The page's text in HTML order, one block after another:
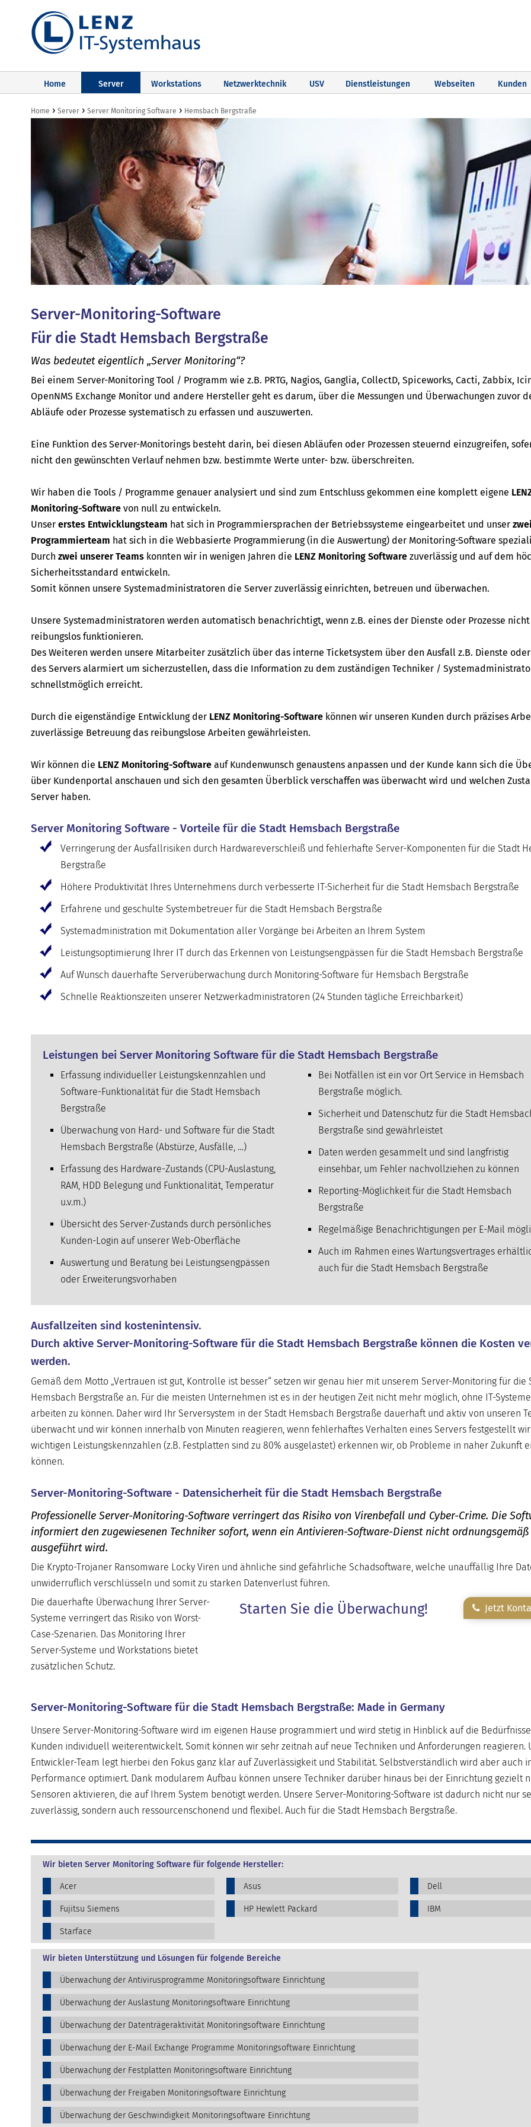
Home Server Workstations Netzwerktechnik USV Dienstleistungen Webseiten Kunden
Home › Server › Server Monitoring Software › Hemsbach Bergstraße
Server-Monitoring-Software
Für die Stadt Hemsbach Bergstraße
Was bedeutet eigentlich „Server Monitoring“?
Bei einem Server-Monitoring Tool / Programm wie z.B. PRTG, Nagios, Ganglia, CollectD, Spiceworks, Cacti, Zabbix,
OpenNMS Exchange Monitor und andere Hersteller geht es darum, über die Messungen und Überwachungen zuvor
Abläufe oder Prozesse systematisch zu erfassen und auszuwerten.
Eine Funktion des Server-Monitorings besteht darin, bei diesen Abläufen oder Prozessen steuernd einzugreifen,
nicht den gewünschten Verlauf nehmen bzw. bestimmte Werte unter- bzw. überschreiten.
Wir haben die Tools / Programme genauer analysiert und sind zum Entschluss gekommen eine komplett eigene
Monitoring-Software von null zu entwickeln.
Unser erstes Entwicklungsteam hat sich in Programmiersprachen der Betriebssysteme eingearbeitet und unser
Programmierteam hat sich in die Webbasierte Programmierung (in die Auswertung) der Monitoring-Software
Durch zwei unserer Teams konnten wir in wenigen Jahren die LENZ Monitoring Software zuverlässig und auf dem
Sicherheitsstandard entwickeln.
Somit können unsere Systemadministratoren die Server zuverlässig einrichten, betreuen und überwachen.
Unsere Systemadministratoren werden automatisch benachrichtigt, wenn z.B. eines der Dienste oder Prozesse
reibungslos funktionieren.
Des Weiteren werden unsere Mitarbeiter zusätzlich über das interne Ticketsystem über den Ausfall z.B. Dienste oder
des Servers alarmiert um sicherzustellen, dass die Information zu dem zuständigen Techniker /
schnellstmöglich erreicht.
Durch die eigenständige Entwicklung der LENZ Monitoring-Software können wir unseren Kunden durch präzises
zuverlässige Betreuung das reibungslose Arbeiten gewährleisten.
Wir können die LENZ Monitoring-Software auf Kundenwunsch genaustens anpassen und der Kunde kann sich die
über Kundenportal anschauen und sich den gesamten Überblick verschaffen was überwacht wird und welchen
Server haben.
Server Monitoring Software - Vorteile für die Stadt Hemsbach Bergstraße
Verringerung der Ausfallrisiken durch Hardwareverschleiß und fehlerhafte Server-Komponenten für die Stadt
Bergstraße
Höhere Produktivität Ihres Unternehmens durch verbesserte IT-Sicherheit für die Stadt Hemsbach Bergstraße
Erfahrene und geschulte Systembetreuer für die Stadt Hemsbach Bergstraße
Systemadministration mit Dokumentation aller Vorgänge bei Arbeiten an Ihrem System
Leistungsoptimierung Ihrer IT durch das Erkennen von Leistungsengpässen für die Stadt Hemsbach Bergstraße
Auf Wunsch dauerhafte Serverüberwachung durch Monitoring-Software für Hemsbach Bergstraße
Schnelle Reaktionszeiten unserer Netzwerkadministratoren (24 Stunden tägliche Erreichbarkeit)
Leistungen bei Server Monitoring Software für die Stadt Hemsbach Bergstraße
Erfassung individueller Leistungskennzahlen und
Software-Funktionalität für die Stadt Hemsbach
Bergstraße
Überwachung von Hard- und Software für die Stadt
Hemsbach Bergstraße (Abstürze, Ausfälle, …)
Erfassung des Hardware-Zustands (CPU-Auslastung,
RAM, HDD Belegung und Funktionalität, Temperatur
u.v.m.)
Übersicht des Server-Zustands durch persönliches
Kunden-Login auf unserer Web-Oberfläche
Auswertung und Beratung bei Leistungsengpässen
oder Erweiterungsvorhaben
Bei Notfällen ist ein vor Ort Service in Hemsbach
Bergstraße möglich.
Sicherheit und Datenschutz für die Stadt
Bergstraße sind gewährleistet
Daten werden gesammelt und sind langfristig
einsehbar, um Fehler nachvollziehen zu können
Reporting-Möglichkeit für die Stadt Hemsbach
Bergstraße
Regelmäßige Benachrichtigungen per E-Mail
Auch im Rahmen eines Wartungsvertrages
auch für die Stadt Hemsbach Bergstraße
Ausfallzeiten sind kostenintensiv.
Durch aktive Server-Monitoring-Software für die Stadt Hemsbach Bergstraße können die Kosten
werden.
Gemäß dem Motto „Vertrauen ist gut, Kontrolle ist besser“ setzen wir genau hier mit unserem Server-Monitoring für die
Hemsbach Bergstraße an. Für die meisten Unternehmen ist es in der heutigen Zeit nicht mehr möglich, ohne IT-
arbeiten zu können. Daher wird Ihr Serversystem in der Stadt Hemsbach Bergstraße dauerhaft und aktiv von unseren
überwacht und wir können innerhalb von Minuten reagieren, wenn fehlerhaftes Verhalten eines Servers festgestellt
wichtigen Leistungskennzahlen (z.B. Festplatten sind zu 80% ausgelastet) erkennen wir, ob Probleme in naher Zukunft
können.
Server-Monitoring-Software - Datensicherheit für die Stadt Hemsbach Bergstraße
Professionelle Server-Monitoring-Software verringert das Risiko von Virenbefall und Cyber-Crime. Die
informiert den zugewiesenen Techniker sofort, wenn ein Antivieren-Software-Dienst nicht ordnungsgemäß
ausgeführt wird.
Die Krypto-Trojaner Ransomware Locky Viren und ähnliche sind gefährliche Schadsoftware, welche unauffällig Ihre
unwiderruflich verschlüsseln und somit zu starken Datenverlust führen.
Die dauerhafte Überwachung Ihrer Server-
Systeme verringert das Risiko von Worst-
Case-Szenarien. Das Monitoring Ihrer
Server-Systeme und Workstations bietet
zusätzlichen Schutz.
Starten Sie die Überwachung! Jetzt
Server-Monitoring-Software für die Stadt Hemsbach Bergstraße: Made in Germany
Unsere Server-Monitoring-Software wird im eigenen Hause programmiert und wird stetig in Hinblick auf die
Kunden individuell weiterentwickelt. Somit können wir sehr zeitnah auf neue Techniken und Anforderungen reagieren.
Entwickler-Team legt hierbei den Fokus ganz klar auf Zuverlässigkeit und Stabilität. Selbstverständlich wird aber auch
Performance optimiert. Dank modularem Aufbau können unsere Techniker darüber hinaus bei der Einrichtung gezielt
Sensoren aktivieren, die auf Ihrem System benötigt werden. Unsere Server-Monitoring-Software ist dadurch nicht nur
zuverlässig, sondern auch ressourcenschonend und flexibel. Auch für die Stadt Hemsbach Bergstraße.
Wir bieten Server Monitoring Software für folgende Hersteller:
Acer Asus Dell
Fujitsu Siemens HP Hewlett Packard IBM
Starface
Wir bieten Unterstützung und Lösungen für folgende Bereiche
Überwachung der Antivirusprogramme Monitoringsoftware Einrichtung
Überwachung der Auslastung Monitoringsoftware Einrichtung
Überwachung der Datenträgeraktivität Monitoringsoftware Einrichtung
Überwachung der E-Mail Exchange Programme Monitoringsoftware Einrichtung
Überwachung der Festplatten Monitoringsoftware Einrichtung
Überwachung der Freigaben Monitoringsoftware Einrichtung
Überwachung der Geschwindigkeit Monitoringsoftware Einrichtung